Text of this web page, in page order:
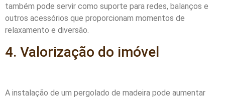
também pode servir como suporte para redes, balanços e
outros acessórios que proporcionam momentos de
relaxamento e diversão.
4. Valorização do imóvel
A instalação de um pergolado de madeira pode aumentar